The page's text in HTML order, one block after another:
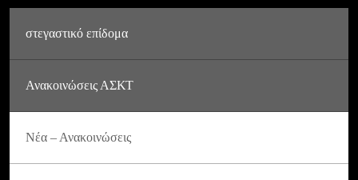
στεγαστικό επίδομα
Ανακοινώσεις ΑΣΚΤ
Νέα – Ανακοινώσεις